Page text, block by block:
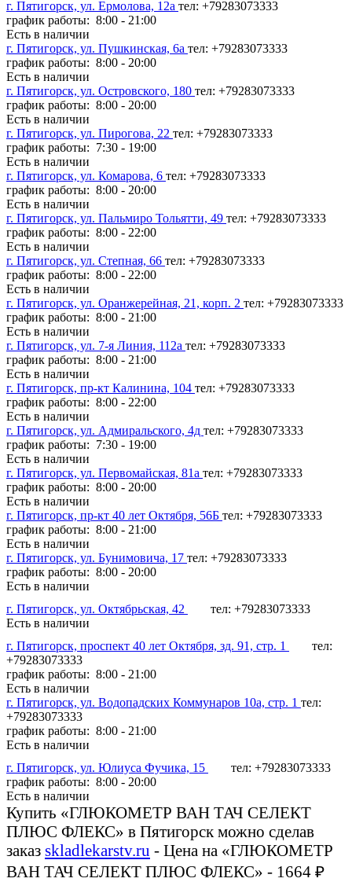
г. Пятигорск, ул. Ермолова, 12а тел: +79283073333
график работы: 8:00 - 21:00
Есть в наличии
г. Пятигорск, ул. Пушкинская, 6а тел: +79283073333
график работы: 8:00 - 20:00
Есть в наличии
г. Пятигорск, ул. Островского, 180 тел: +79283073333
график работы: 8:00 - 20:00
Есть в наличии
г. Пятигорск, ул. Пирогова, 22 тел: +79283073333
график работы: 7:30 - 19:00
Есть в наличии
г. Пятигорск, ул. Комарова, 6 тел: +79283073333
график работы: 8:00 - 20:00
Есть в наличии
г. Пятигорск, ул. Пальмиро Тольятти, 49 тел: +79283073333
график работы: 8:00 - 22:00
Есть в наличии
г. Пятигорск, ул. Степная, 66 тел: +79283073333
график работы: 8:00 - 22:00
Есть в наличии
г. Пятигорск, ул. Оранжерейная, 21, корп. 2 тел: +79283073333
график работы: 8:00 - 21:00
Есть в наличии
г. Пятигорск, ул. 7-я Линия, 112а тел: +79283073333
график работы: 8:00 - 21:00
Есть в наличии
г. Пятигорск, пр-кт Калинина, 104 тел: +79283073333
график работы: 8:00 - 22:00
Есть в наличии
г. Пятигорск, ул. Адмиральского, 4д тел: +79283073333
график работы: 7:30 - 19:00
Есть в наличии
г. Пятигорск, ул. Первомайская, 81а тел: +79283073333
график работы: 8:00 - 20:00
Есть в наличии
г. Пятигорск, пр-кт 40 лет Октября, 56Б тел: +79283073333
график работы: 8:00 - 21:00
Есть в наличии
г. Пятигорск, ул. Бунимовича, 17 тел: +79283073333
график работы: 8:00 - 20:00
Есть в наличии
г. Пятигорск, ул. Октябрьская, 42
тел: +79283073333
Есть в наличии
г. Пятигорск, проспект 40 лет Октября, зд. 91, стр. 1
тел:
+79283073333
график работы: 8:00 - 21:00
Есть в наличии
г. Пятигорск, ул. Водопадских Коммунаров 10а, стр. 1 тел:
+79283073333
график работы: 8:00 - 21:00
Есть в наличии
г. Пятигорск, ул. Юлиуса Фучика, 15
тел: +79283073333
график работы: 8:00 - 20:00
Есть в наличии
Купить «ГЛЮКОМЕТР ВАН ТАЧ СЕЛЕКТ
ПЛЮС ФЛЕКС» в Пятигорск можно сделав
заказ skladlekarstv.ru - Цена на «ГЛЮКОМЕТР
ВАН ТАЧ СЕЛЕКТ ПЛЮС ФЛЕКС» - 1664 ₽